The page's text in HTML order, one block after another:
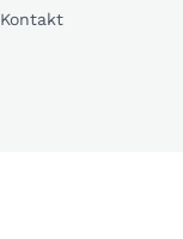
Kontakt